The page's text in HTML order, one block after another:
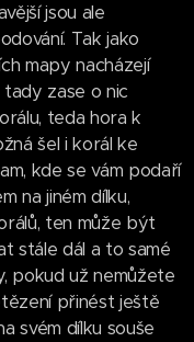
jsou ale
Tak jako
mapy nacházejí
tady zase o nic
teda hora k
šel i korál ke
kde se vám podaří
na jiném dílku,
ten může být
stále dál a to samé
pokud už nemůžete
přinést ještě
svém dílku souše